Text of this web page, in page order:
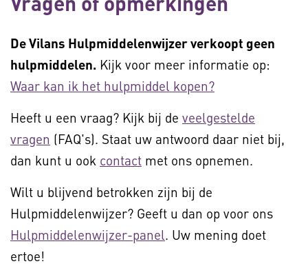
De Vilans Hulpmiddelenwijzer verkoopt geen
hulpmiddelen. Kijk voor meer informatie op:
Waar kan ik het hulpmiddel kopen?
Heeft u een vraag? Kijk bij de veelgestelde
vragen (FAQ's). Staat uw antwoord daar niet bij,
dan kunt u ook contact met ons opnemen.
Wilt u blijvend betrokken zijn bij de
Hulpmiddelenwijzer? Geeft u dan op voor ons
Hulpmiddelenwijzer-panel. Uw mening doet
ertoe!